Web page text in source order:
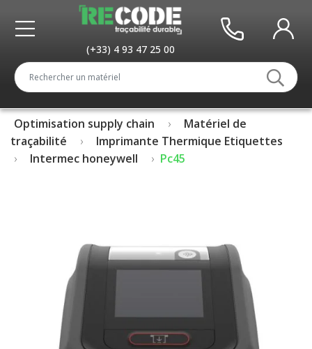
(+33) 4 93 47 25 00
Optimisation supply chain
Matériel de
traçabilité
Imprimante Thermique Etiquettes
Intermec honeywell
Pc45